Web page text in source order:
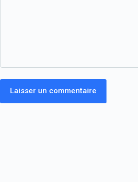
Laisser un commentaire